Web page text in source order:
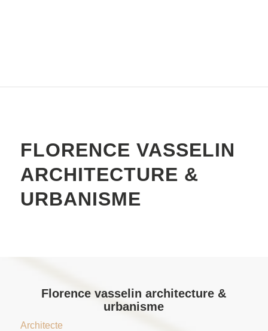
FLORENCE VASSELIN
ARCHITECTURE &
URBANISME
Florence vasselin architecture &
urbanisme
Architecte